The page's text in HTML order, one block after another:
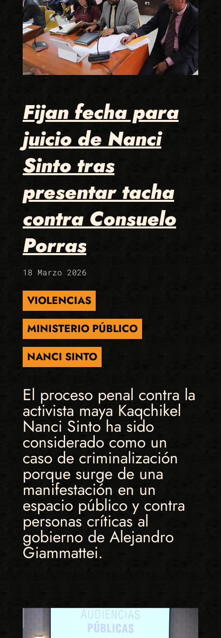
Fijan fecha para
juicio de Nanci
Sinto tras
presentar tacha
contra Consuelo
Porras
18 Marzo 2026
VIOLENCIAS
MINISTERIO PÚBLICO
NANCI SINTO
El proceso penal contra la
activista maya Kaqchikel
Nanci Sinto ha sido
considerado como un
caso de criminalización
porque surge de una
manifestación en un
espacio público y contra
personas críticas al
gobierno de Alejandro
Giammattei.